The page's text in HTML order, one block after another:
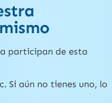
participan de esta
Si aún no tienes uno, lo